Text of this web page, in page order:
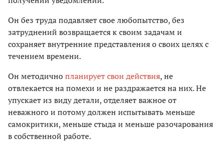
Он без труда подавляет свое любопытство, без
затруднений возвращается к своим задачам и
сохраняет внутренние представления о своих целях с
течением времени.
Он методичнопланирует свои действия, не
отвлекается на помехи и не раздражается на них. Не
упускает из виду детали, отделяет важное от
неважного и потому должен испытывать меньше
самокритики, меньше стыда и меньше разочарования
в собственной работе.